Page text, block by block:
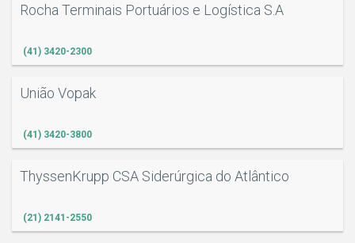
Rocha Terminais Portuários e Logística S.A
(41) 3420-2300
União Vopak
(41) 3420-3800
ThyssenKrupp CSA Siderúrgica do Atlântico
(21) 2141-2550